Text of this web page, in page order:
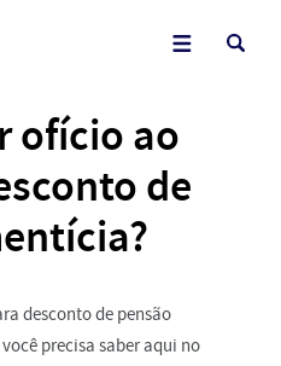
ofício ao
de
desconto de pensão
precisa saber aqui no